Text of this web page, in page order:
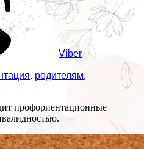
Viber
, родителям,
профориентационные